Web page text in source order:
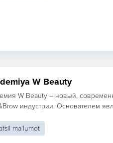
W Beauty
W Beauty – новый,
индустрии. Основателем
ma'lumot